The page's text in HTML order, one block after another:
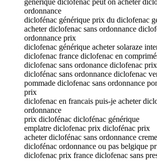
ordonnance
diclofénac générique prix du diclofenac
acheter diclofenac sans ordonnance
ordonnance prix
diclofenac générique acheter solaraze
diclofenac france diclofenac en
diclofenac sans ordonance diclofenac
diclofénac sans ordonnance diclofenac
pommade diclofenac sans ordonnance
prix
diclofenac en francais puis-je acheter
ordonnance
prix diclofénac diclofénac générique
emplatre diclofenac prix diclofénac prix
acheter diclofénac sans ordonnance
diclofénac ordonnance ou pas belgique
diclofenac prix france diclofenac sans